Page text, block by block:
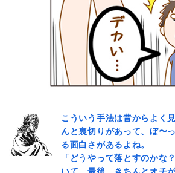
こういう手法は昔からよく
んと裏切りがあって、ぼ〜
る面白さがあるよね。
「どうやって落とすのかな